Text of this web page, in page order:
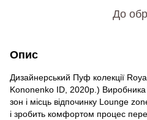
До
Опис
Дизайнерський Пуф колекції
Kononenko ID, 2020р.)
зон і місць відпочинку Lounge
і зробить комфортом процес